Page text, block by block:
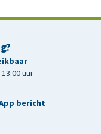
uur
bericht